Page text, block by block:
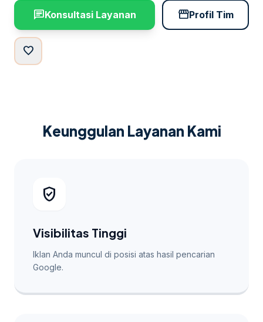
chatKonsultasi Layanan storefrontProfil Tim
favorite
Keunggulan Layanan Kami
verified_user
Visibilitas Tinggi
Iklan Anda muncul di posisi atas hasil pencarian
Google.